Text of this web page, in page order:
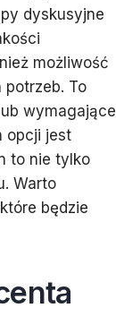
dyskusyjne
możliwość
To
wymagające
opcji jest
to nie tylko
Warto
będzie